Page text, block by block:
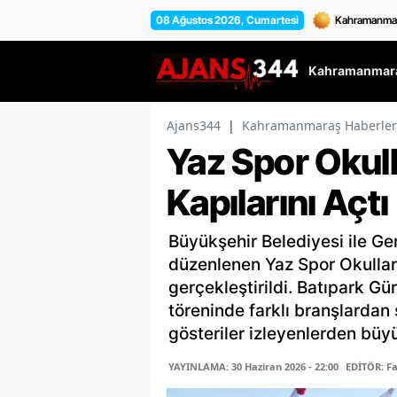
08 Ağustos 2026, Cumartesi
Ajans344 | Kahramanmaraş
Yaz Spor
Kapılarını Açtı
Büyükşehir Belediyesi ile
düzenlenen Yaz Spor
gerçekleştirildi. Batıpark
töreninde farklı
gösteriler izleyenlerden
YAYINLAMA: 30 Haziran 2026 - 22:00 EDİTÖR: